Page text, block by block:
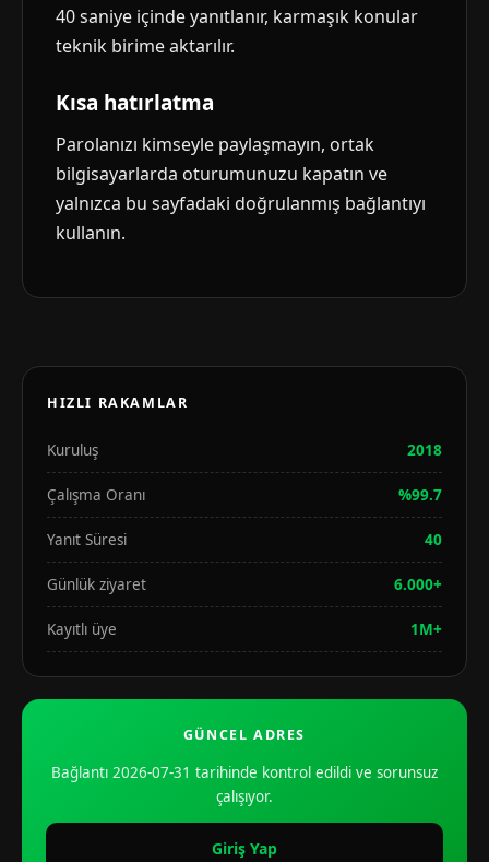
40 saniye içinde yanıtlanır, karmaşık konular
teknik birime aktarılır.
Kısa hatırlatma
Parolanızı kimseyle paylaşmayın, ortak
bilgisayarlarda oturumunuzu kapatın ve
yalnızca bu sayfadaki doğrulanmış bağlantıyı
kullanın.
HIZLI RAKAMLAR
Kuruluş 2018
Çalışma Oranı %99.7
Yanıt Süresi 40
Günlük ziyaret 6.000+
Kayıtlı üye 1M+
GÜNCEL ADRES
Bağlantı 2026-07-31 tarihinde kontrol edildi ve sorunsuz
çalışıyor.
Giriş Yap